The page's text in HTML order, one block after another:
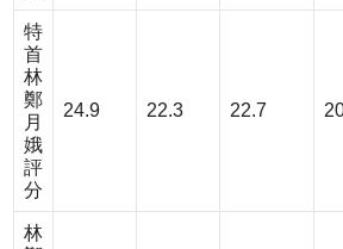
特
首
林
鄭
月
娥
評
分
24.9 22.3 22.7
林